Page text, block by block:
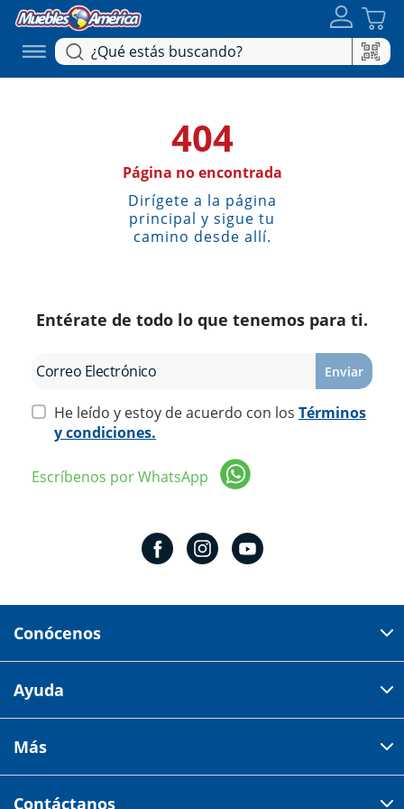
404
Página no encontrada
Dirígete a la página
principal y sigue tu
camino desde allí.
Entérate de todo lo que tenemos para ti.
Enviar
He leído y estoy de acuerdo con los Términos
y condiciones.
Escríbenos por WhatsApp
Conócenos
Av 18 de marzo # 309. Colonia la Nogalera.
Tiendas
Ayuda
Centro de ayuda
Más
Contáctanos